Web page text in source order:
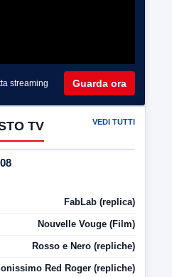
streaming Guarda ora
TV VEDI TUTTI
FabLab (replica)
Nouvelle Vouge (Film)
Rosso e Nero (repliche)
Red Roger (repliche)